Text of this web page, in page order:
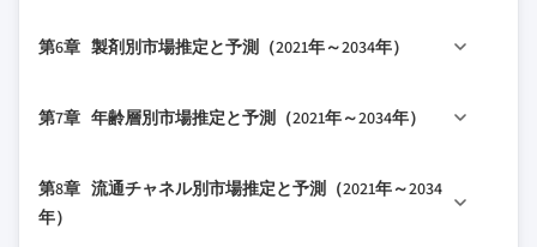
1.5.1 一次ソース
3.2.1.2 男性の健康意識の向上
需要拡大
3.2.2 産業の落とし穴と課題
4.4 競争ポジションマトリックス
5.2 スポーツサプリメント
5.4 心血管サプリメント
5.6 髪の成長サプリメント
第6章 製剤別市場推定と予測（2021年～2034年）
6.2 錠剤
6.4 液体
第7章 年齢層別市場推定と予測（2021年～2034年）
7.2 20-30歳
第8章 流通チャネル別市場推定と予測（2021年～2034
年）